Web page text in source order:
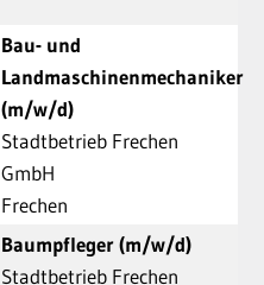
Bau- und
Landmaschinenmechaniker
(m/w/d)
Stadtbetrieb Frechen
GmbH
Frechen
Baumpfleger (m/w/d)
Stadtbetrieb Frechen